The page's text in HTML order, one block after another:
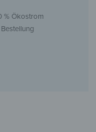
% Ökostrom